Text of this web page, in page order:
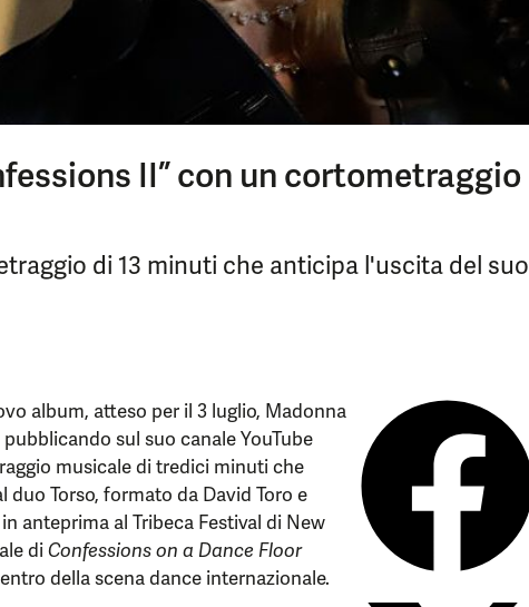
II” con un cortometraggio
di 13 minuti che anticipa l'uscita del suo
album, atteso per il 3 luglio, Madonna
sul suo canale YouTube
musicale di tredici minuti che
Torso, formato da David Toro e
anteprima al Tribeca Festival di New
diConfessions on a Dance Floor
della scena dance internazionale.